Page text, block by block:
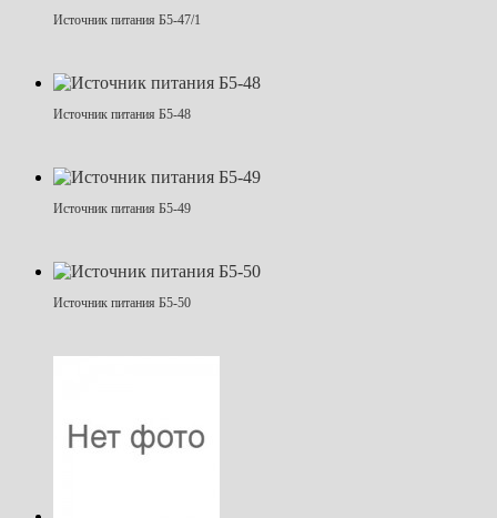
Источник питания Б5-47/1
Источник питания Б5-48
Источник питания Б5-49
Источник питания Б5-50